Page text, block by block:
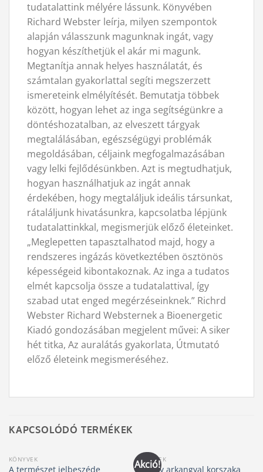
tudatalattink mélyére lássunk. Könyvében
Richard Webster leírja, milyen szempontok
alapján válasszunk magunknak ingát, vagy
hogyan készíthetjük el akár mi magunk.
Megtanítja annak helyes használatát, és
számtalan gyakorlattal segíti megszerzett
ismereteink elmélyítését. Bemutatja többek
között, hogyan lehet az inga segítségünkre a
döntéshozatalban, az elveszett tárgyak
megtalálásában, egészségügyi problémák
megoldásában, céljaink megfogalmazásában
vagy lelki fejlődésünkben. Azt is megtudhatjuk,
hogyan használhatjuk az ingát annak
érdekében, hogy megtaláljuk ideális társunkat,
rátaláljunk hivatásunkra, kapcsolatba lépjünk
tudatalattinkkal, megismerjük előző életeinket.
„Meglepetten tapasztalhatod majd, hogy a
rendszeres ingázás következtében ösztönös
képességeid kibontakoznak. Az inga a tudatos
elmét kapcsolja össze a tudatalattival, így
szabad utat enged megérzéseinknek.” Richrd
Webster Richard Websternek a Bioenergetic
Kiadó gondozásában megjelent művei: A siker
hét titka, Az auralátás gyakorlata, Útmutató
előző életeink megismeréséhez.
KAPCSOLÓDÓ TERMÉKEK
KÖNYVEK
A természet jelbeszéde Akció!
KÖNYVEK
Mihály arkangyal korszaka